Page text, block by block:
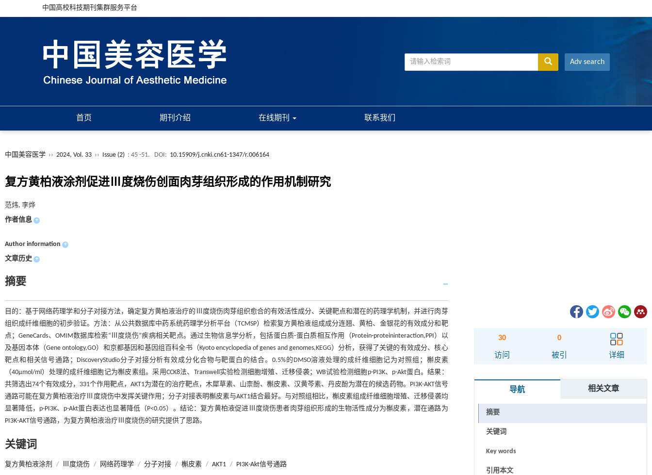
中国高校科技期刊集群服务平台
Adv search
首页 期刊介绍 在线期刊 联系我们
中国美容医学 ›› 2024, Vol. 33 ›› Issue (2) : 45 -51. DOI: 10.15909/j.cnki.cn61-1347/r.006164
复方黄柏液涂剂促进Ⅲ度烧伤创面肉芽组织形成的作用机制研究
范炜, 李烨
作者信息 +
Author information +
文章历史 +
摘要
目的：基于网络药理学和分子对接方法，确定复方黄柏液治疗的Ⅲ度烧伤肉芽组织愈合的有效活性成分、关键靶点和潜在的药理学机制，并进行肉芽
组织成纤维细胞的初步验证。方法：从公共数据库中药系统药理学分析平台（TCMSP）检索复方黄柏液组成成分连翘、黄柏、金银花的有效成分和靶
点；GeneCards、OMIM数据库检索“Ⅲ度烧伤”疾病相关靶点。通过生物信息学分析，包括蛋白质-蛋白质相互作用（Protein-proteininteraction,PPI）以
及基因本体（Gene ontology,GO）和京都基因和基因组百科全书（Kyoto encyclopedia of genes and genomes,KEGG）分析，获得了关键的有效成分、核心
靶点和相关信号通路；DiscoveryStudio分子对接分析有效成分化合物与靶蛋白的结合。0.5%的DMSO溶液处理的成纤维细胞记为对照组；槲皮素
（40μmol/ml）处理的成纤维细胞记为槲皮素组。采用CCK8法、Transwell实验检测细胞增殖、迁移侵袭；WB试验检测细胞p-PI3K、p-Akt蛋白。结果：
共筛选出74个有效成分，331个作用靶点，AKT1为潜在的治疗靶点，木犀草素、山柰酚、槲皮素、汉黄芩素、丹皮酚为潜在的候选药物。PI3K-AKT信号
通路可能在复方黄柏液治疗Ⅲ度烧伤中发挥关键作用；分子对接表明槲皮素与AKT1结合最好。与对照组相比，槲皮素组成纤维细胞增殖、迁移侵袭均
显著降低，p-PI3K、p-Akt蛋白表达也显著降低（P<0.05）。结论：复方黄柏液促进Ⅲ度烧伤患者肉芽组织形成的生物活性成分为槲皮素，潜在通路为
PI3K-AKT信号通路，为复方黄柏液治疗Ⅲ度烧伤的研究提供了思路。
关键词
复方黄柏液涂剂 / Ⅲ度烧伤 / 网络药理学 / 分子对接 / 槲皮素 / AKT1 / PI3K-Akt信号通路
30
访问
0
被引 详细
导航 相关文章
摘要
关键词
Key words
引用本文